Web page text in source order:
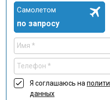
Самолетом
по запросу
Я соглашаюсь на
данных